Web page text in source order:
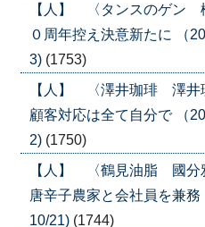
【人】 〈タンスのゲン
０周年控え決意新たに （
3) (1753)
【人】 〈澤井珈琲 澤井
顧客対応は全て自分で （
2) (1750)
【人】 〈鶴見油脂 國分
唐辛子農家と会社員を兼
10/21) (1744)